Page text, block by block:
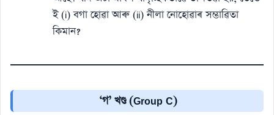
ই (i) বগা হোৱা আৰু (ii) নীলা নোহোৱাৰ সম্ভাৱিতা
কিমান?
‘গ’ খণ্ড (Group C)